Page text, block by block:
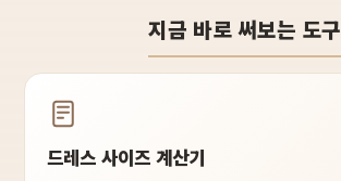
지금 바로 써보는 도구
드레스 사이즈 계산기